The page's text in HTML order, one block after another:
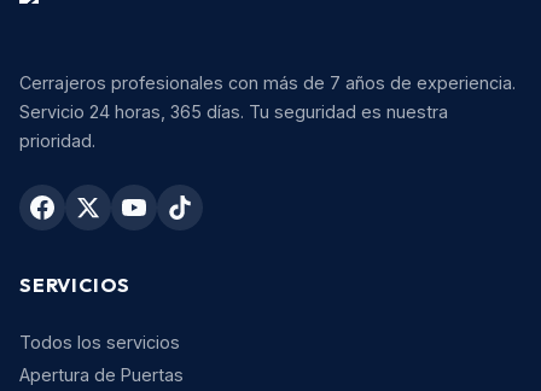
Cerrajeros profesionales con más de 7 años de experiencia.
Servicio 24 horas, 365 días. Tu seguridad es nuestra
prioridad.
SERVICIOS
Todos los servicios
Apertura de Puertas